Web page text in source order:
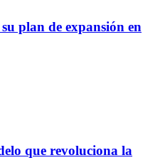
plan de expansión en
que revoluciona la